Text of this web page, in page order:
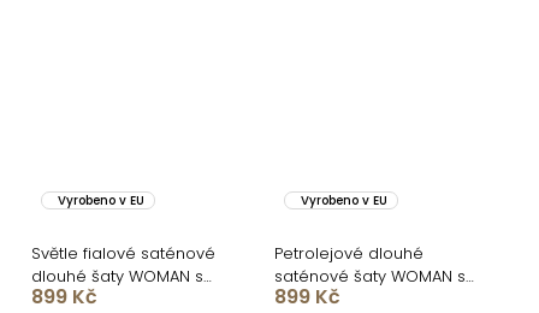
Vyrobeno v EU
Světle fialové saténové
dlouhé šaty WOMAN s
rozparkem
899 Kč
Vyrobeno v EU
Petrolejové dlouhé
saténové šaty WOMAN s
rozparkem
899 Kč